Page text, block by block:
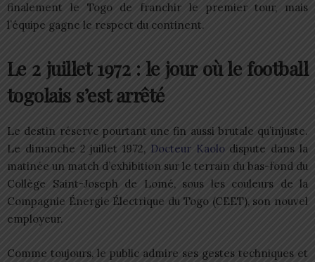
finalement le Togo de franchir le premier tour, mais
l’équipe gagne le respect du continent.
Le 2 juillet 1972 : le jour où le football
togolais s’est arrêté
Le destin réserve pourtant une fin aussi brutale qu’injuste.
Le dimanche 2 juillet 1972, Docteur Kaolodispute dans la
matinée un match d’exhibition sur le terrain du bas-fond du
Collège Saint-Joseph de Lomé, sous les couleurs de la
Compagnie Énergie Électrique du Togo (CEET), son nouvel
employeur.
Comme toujours, le public admire ses gestes techniques et